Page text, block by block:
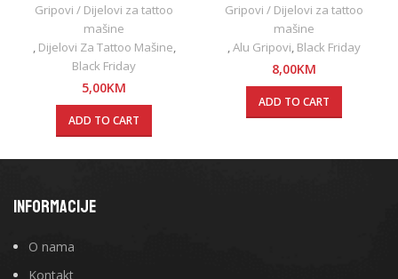
Gripovi / Dijelovi za tattoo
mašine
Dijelovi Za Tattoo Mašine
Black Friday
5,00KM
ADD TO CART
Gripovi / Dijelovi za tattoo
mašine
Alu Gripovi Black Friday
8,00KM
ADD TO CART
INFORMACIJE
O nama
Kontakt